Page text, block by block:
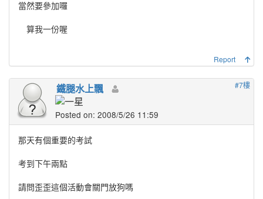
當然要參加囉
算我一份喔
Report
#7樓
鐵腿水上飄
Posted on: 2008/5/26 11:59
那天有個重要的考試
考到下午兩點
請問歪歪這個活動會關門放狗嗎